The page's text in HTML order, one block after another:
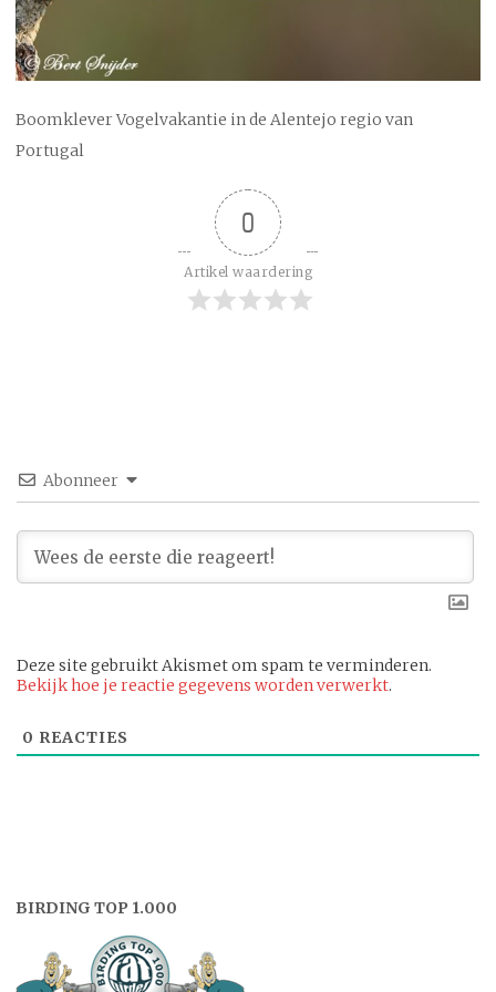
Boomklever Vogelvakantie in de Alentejo regio van
Portugal
0
Artikel waardering
Abonneer
Deze site gebruikt Akismet om spam te verminderen.
Bekijk hoe je reactie gegevens worden verwerkt.
0 REACTIES
BIRDING TOP 1.000